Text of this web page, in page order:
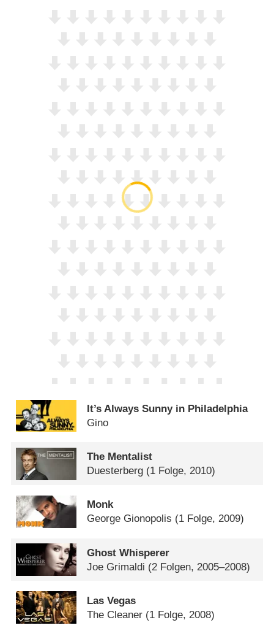
It’s Always Sunny in Philadelphia
Gino
The Mentalist
Duesterberg (1 Folge, 2010)
Monk
George Gionopolis (1 Folge, 2009)
Ghost Whisperer
Joe Grimaldi (2 Folgen, 2005–2008)
Las Vegas
The Cleaner (1 Folge, 2008)